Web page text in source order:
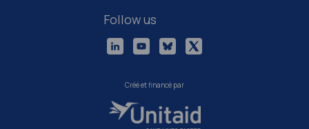
Follow us
Créé et financé par